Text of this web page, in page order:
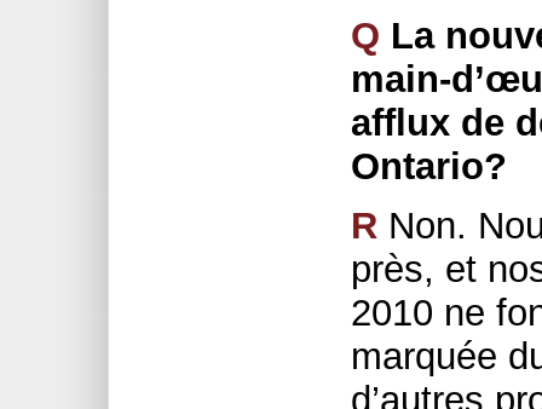
Q La
main-
afflux de
Ontario?
R Non.
près, et
2010 ne
marquée
d’autres